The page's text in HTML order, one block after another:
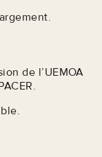
de l’UEMOA